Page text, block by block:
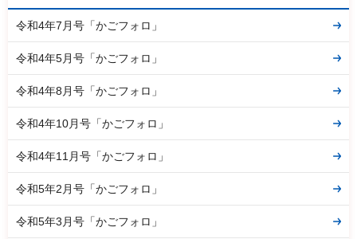
令和4年7月号「かごフォロ」
令和4年5月号「かごフォロ」
令和4年8月号「かごフォロ」
令和4年10月号「かごフォロ」
令和4年11月号「かごフォロ」
令和5年2月号「かごフォロ」
令和5年3月号「かごフォロ」